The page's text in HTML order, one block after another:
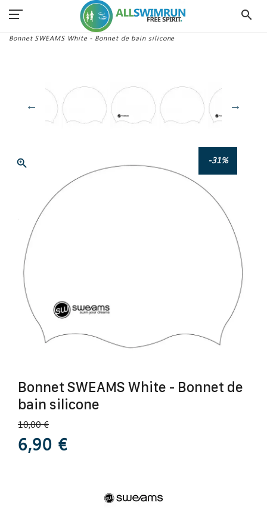
search
Matériel Swimrun
Bonnets
Bonnet SWEAMS White - Bonnet de bain silicone
zoom_in -31%
Bonnet SWEAMS White - Bonnet de
bain silicone
10,00 €
6,90 €